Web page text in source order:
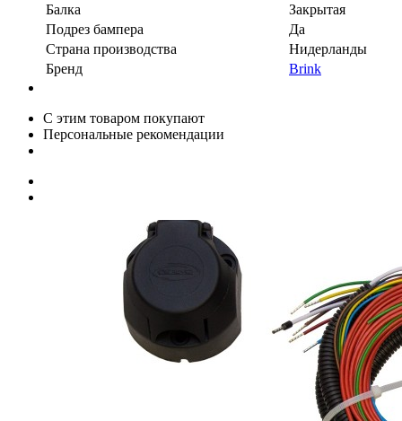
Балка
Закрытая
Подрез бампера
Да
Страна производства
Нидерланды
Бренд
Brink
С этим товаром покупают
Персональные рекомендации